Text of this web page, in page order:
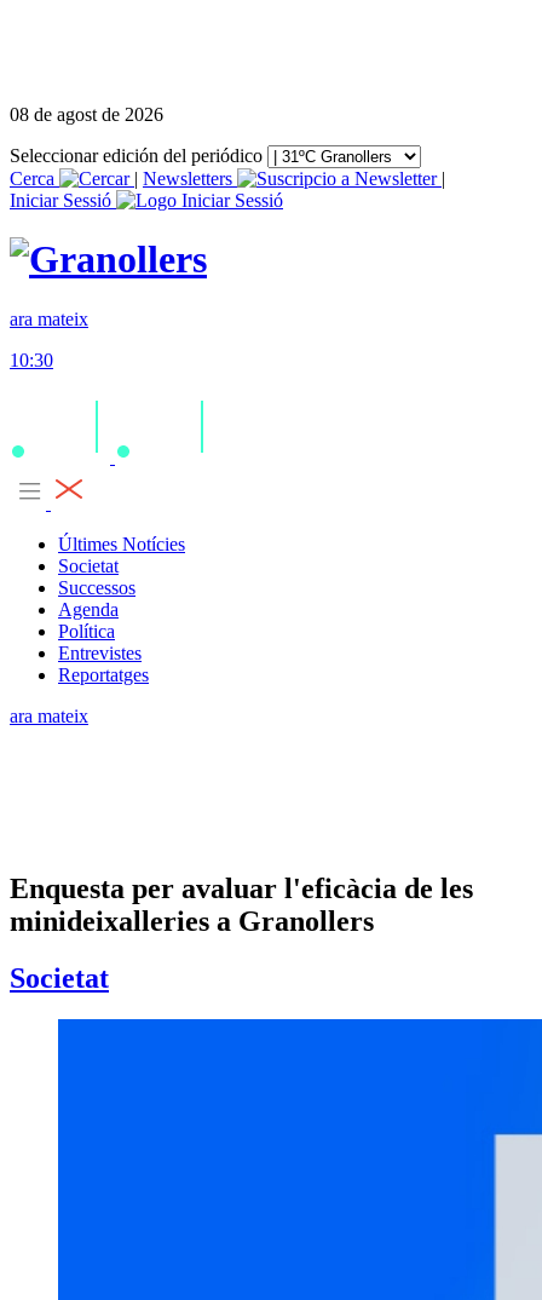
08 de agost de 2026
Seleccionar edición del periódico
Cerca
| Newsletters
|
Iniciar Sessió
ara mateix
10:30
Últimes Notícies
Societat
Successos
Agenda
Política
Entrevistes
Reportatges
ara mateix
Enquesta per avaluar l'eficàcia de les
minideixalleries a Granollers
Societat